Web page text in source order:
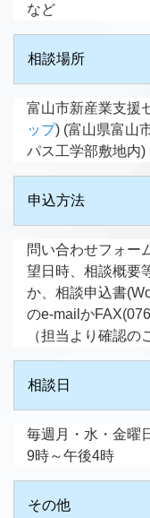
など
相談場所
富山市新産業支
ップ) (富山県富山
パス工学部敷地内)
申込方法
問い合わせフォー
望日時、相談概要
か、相談申込書
のe-mailか
（担当より確認の
相談日
毎週月・水・金曜
9時～午後4時
その他